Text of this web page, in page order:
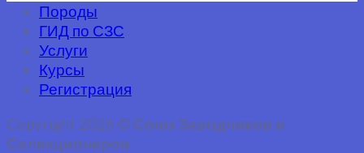
Породы
ГИД по СЗС
Услуги
Курсы
Регистрация
Copyright 2026 © Союз Заводчиков и
Селекционеров